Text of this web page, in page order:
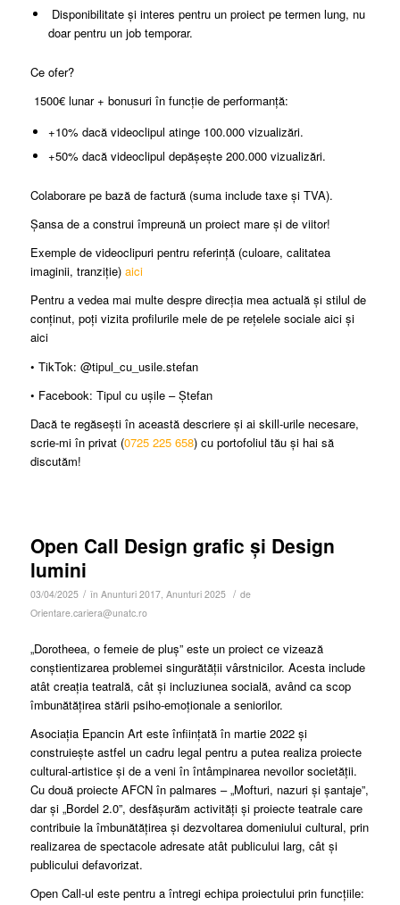
Disponibilitate și interes pentru un proiect pe termen lung, nu
doar pentru un job temporar.
Ce ofer?
1500€ lunar + bonusuri în funcție de performanță:
+10% dacă videoclipul atinge 100.000 vizualizări.
+50% dacă videoclipul depășește 200.000 vizualizări.
Colaborare pe bază de factură (suma include taxe și TVA).
Șansa de a construi împreună un proiect mare și de viitor!
Exemple de videoclipuri pentru referință (culoare, calitatea
imaginii, tranziție) aici
Pentru a vedea mai multe despre direcția mea actuală și stilul de
conținut, poți vizita profilurile mele de pe rețelele sociale aici și
aici
• TikTok: @tipul_cu_usile.stefan
• Facebook: Tipul cu ușile – Ștefan
Dacă te regăsești în această descriere și ai skill-urile necesare,
scrie-mi în privat (0725 225 658) cu portofoliul tău și hai să
discutăm!
Open Call Design grafic și Design
lumini
03/04/2025 / în Anunturi 2017, Anunturi 2025 / de
Orientare.cariera@unatc.ro
„Dorotheea, o femeie de pluș” este un proiect ce vizează
conștientizarea problemei singurătății vârstnicilor. Acesta include
atât creația teatrală, cât și incluziunea socială, având ca scop
îmbunătățirea stării psiho-emoționale a seniorilor.
Asociația Epancin Art este înființată în martie 2022 și
construiește astfel un cadru legal pentru a putea realiza proiecte
cultural-artistice și de a veni în întâmpinarea nevoilor societății.
Cu două proiecte AFCN în palmares – „Mofturi, nazuri și șantaje”,
dar și „Bordel 2.0”, desfășurăm activități și proiecte teatrale care
contribuie la îmbunătățirea și dezvoltarea domeniului cultural, prin
realizarea de spectacole adresate atât publicului larg, cât și
publicului defavorizat.
Open Call-ul este pentru a întregi echipa proiectului prin funcțiile: